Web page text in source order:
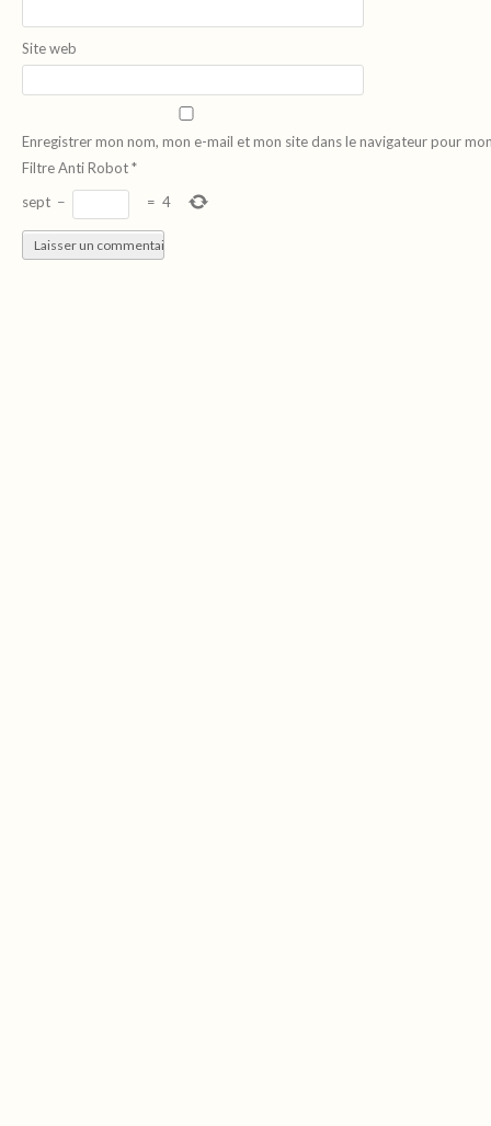
Site web
Enregistrer mon nom, mon e-mail et mon site dans le navigateur pour
Filtre Anti Robot*
sept − = 4